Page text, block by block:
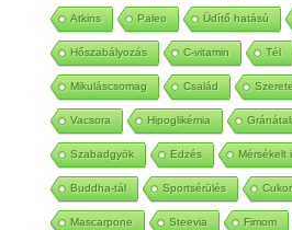
Atkins Paleo Üdítő hatású
Hőszabályozás C-vitamin Tél
Mikuláscsomag Család
Vacsora Hipoglikémia
Szabadgyök Edzés Mérsékelt
Buddha-tál Sportsérülés
Mascarpone Steevia Fimom